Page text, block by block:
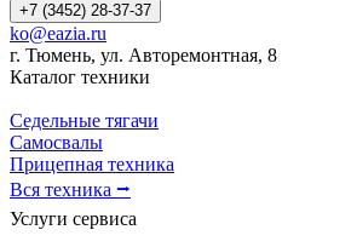
+7 (3452) 28-37-37
ko@eazia.ru
г. Тюмень, ул. Авторемонтная, 8
Каталог техники
Седельные тягачи
Самосвалы
Прицепная техника
Вся техника ⭢
Услуги сервиса